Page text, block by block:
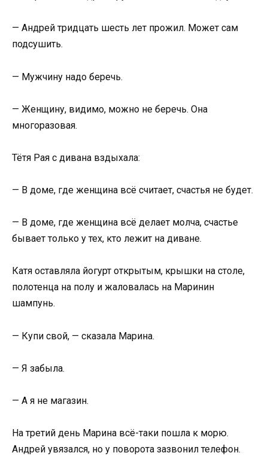
— Андрей тридцать шесть лет прожил. Может сам
подсушить.
— Мужчину надо беречь.
— Женщину, видимо, можно не беречь. Она
многоразовая.
Тётя Рая с дивана вздыхала:
— В доме, где женщина всё считает, счастья не будет.
— В доме, где женщина всё делает молча, счастье
бывает только у тех, кто лежит на диване.
Катя оставляла йогурт открытым, крышки на столе,
полотенца на полу и жаловалась на Маринин
шампунь.
— Купи свой, — сказала Марина.
— Я забыла.
— А я не магазин.
На третий день Марина всё-таки пошла к морю.
Андрей увязался, но у поворота зазвонил телефон.